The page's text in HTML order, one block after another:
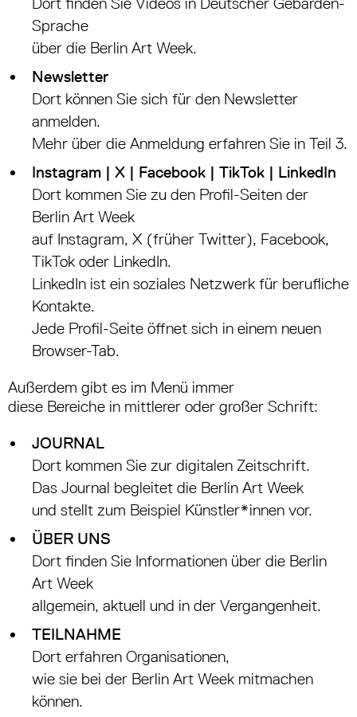
Sprache
über die Berlin Art Week.
Newsletter
Dort können Sie sich für den Newsletter
anmelden.
Mehr über die Anmeldung erfahren Sie in Teil 3.
Instagram | X | Facebook | TikTok | LinkedIn
Dort kommen Sie zu den Profil-Seiten der
Berlin Art Week
auf Instagram, X (früher Twitter), Facebook,
TikTok oder LinkedIn.
LinkedIn ist ein soziales Netzwerk für berufliche
Kontakte.
Jede Profil-Seite öffnet sich in einem neuen
Browser-Tab.
Außerdem gibt es im Menü immer
diese Bereiche in mittlerer oder großer Schrift:
JOURNAL
Dort kommen Sie zur digitalen Zeitschrift.
Das Journal begleitet die Berlin Art Week
und stellt zum Beispiel Künstler*innen vor.
ÜBER UNS
Dort finden Sie Informationen über die Berlin
Art Week
allgemein, aktuell und in der Vergangenheit.
TEILNAHME
Dort erfahren Organisationen,
wie sie bei der Berlin Art Week mitmachen
können.